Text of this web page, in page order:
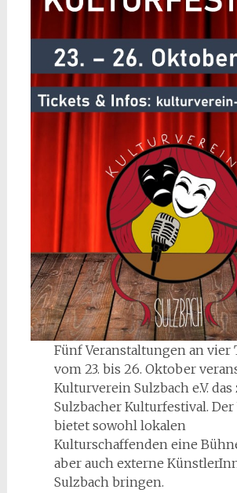
Fünf Veranstaltungen an vier
vom 23. bis 26. Oktober
Kulturverein Sulzbach e.V.
Sulzbacher Kulturfestival. Der
bietet sowohl lokalen
Kulturschaffenden eine
aber auch externe
Sulzbach bringen.